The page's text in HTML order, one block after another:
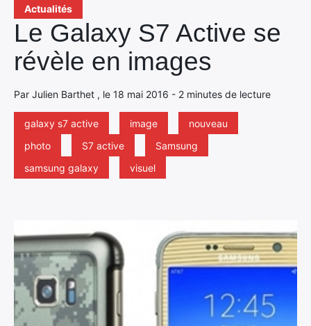
Actualités
Le Galaxy S7 Active se
révèle en images
Par Julien Barthet , le 18 mai 2016 - 2 minutes de lecture
galaxy s7 active image
nouveau
photo
S7 active
Samsung
samsung galaxy
visuel